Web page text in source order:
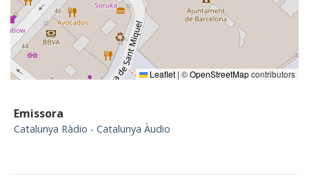
Leaflet | ©OpenStreetMapcontributors
Emissora
Catalunya Ràdio - Catalunya Àudio